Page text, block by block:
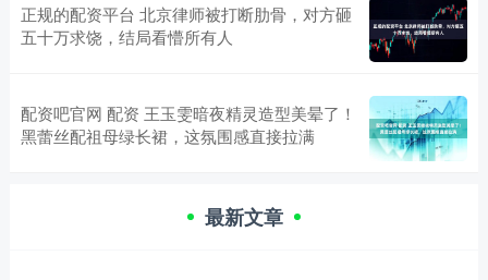
正规的配资平台 北京律师被打断肋骨，对方砸
五十万求饶，结局看懵所有人
配资吧官网 配资 王玉雯暗夜精灵造型美晕了！
黑蕾丝配祖母绿长裙，这氛围感直接拉满
最新文章